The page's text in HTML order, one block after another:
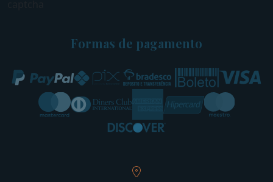
Formas de pagamento